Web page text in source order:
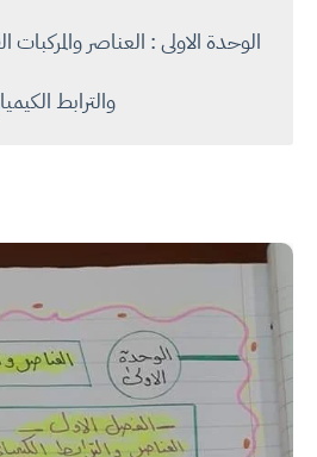
الوحدة الاولى : العناصر
والترابط